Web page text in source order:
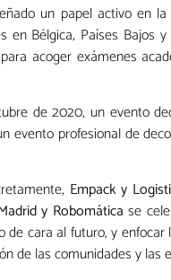
un papel activo en
Bélgica, Países Bajos
acoger exámenes
de 2020, un evento
evento profesional de
Empack y
y Robomática se
cara al futuro, y
de las comunidades y las